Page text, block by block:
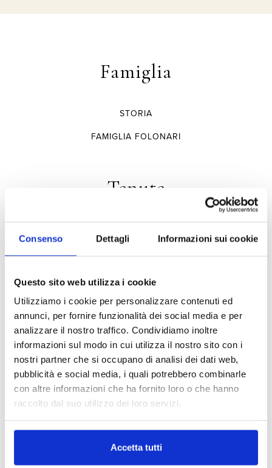
Consenso Dettagli Informazioni sui cookie
Questo sito web utilizza i cookie
Utilizziamo i cookie per personalizzare contenuti ed
annunci, per fornire funzionalità dei social media e per
analizzare il nostro traffico. Condividiamo inoltre
informazioni sul modo in cui utilizza il nostro sito con i
nostri partner che si occupano di analisi dei dati web,
pubblicità e social media, i quali potrebbero combinarle
con altre informazioni che ha fornito loro o che hanno
raccolto dal suo utilizzo dei loro servizi.
Accetta tutti
Famiglia
STORIA
FAMIGLIA FOLONARI
Tenute
CAMPO AL MARE
TENUTA LA FUGA
VIGNE A PORRONA
TORCALVANO
Vini